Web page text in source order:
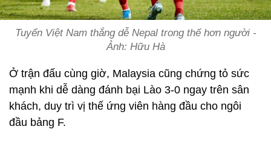
Tuyển Việt Nam thắng dễ Nepal trong thế hơn người -
Ảnh: Hữu Hà
Ở trận đấu cùng giờ, Malaysia cũng chứng tỏ sức
mạnh khi dễ dàng đánh bại Lào 3-0 ngay trên sân
khách, duy trì vị thế ứng viên hàng đầu cho ngôi
đầu bảng F.